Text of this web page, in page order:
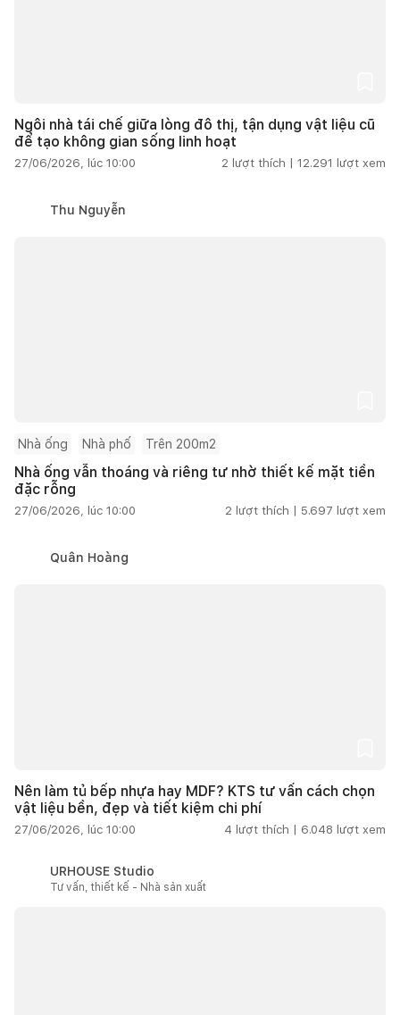
Ngôi nhà tái chế giữa lòng đô thị, tận dụng vật liệu cũ
để tạo không gian sống linh hoạt
27/06/2026, lúc 10:00 2 lượt thích | 12.291 lượt xem
Thu Nguyễn
Nhà ống Nhà phố Trên 200m2
Nhà ống vẫn thoáng và riêng tư nhờ thiết kế mặt tiền
đặc rỗng
27/06/2026, lúc 10:00 2 lượt thích | 5.697 lượt xem
Quân Hoàng
Nên làm tủ bếp nhựa hay MDF? KTS tư vấn cách chọn
vật liệu bền, đẹp và tiết kiệm chi phí
27/06/2026, lúc 10:00 4 lượt thích | 6.048 lượt xem
URHOUSE Studio
Tư vấn, thiết kế - Nhà sản xuất